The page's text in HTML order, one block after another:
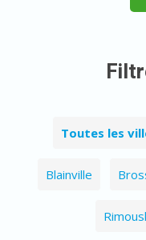
Toutes les
Blainville